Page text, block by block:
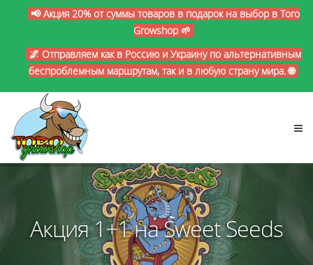
📢 Акция 20% от суммы товаров в подарок на выбор в Toro
Growshop 🌱
🌌 Отправляем как в Россию и Украину по альтернативным
беспроблемным маршрутам, так и в любую страну мира. 🌐
Акция 1+1 на Sweet Seeds